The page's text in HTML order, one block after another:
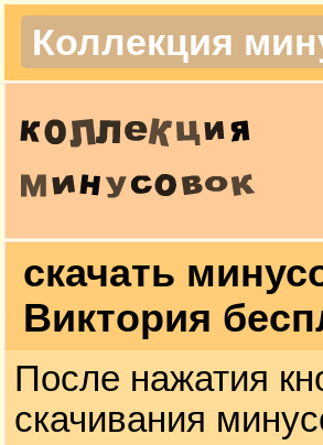
Коллекция
скачать
Виктория
После нажатия
скачивания